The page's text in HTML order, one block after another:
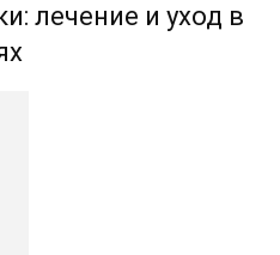
лечение и уход в